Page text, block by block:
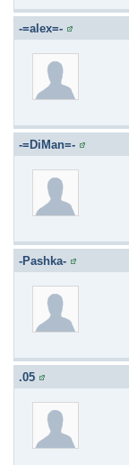
-=alex=-
-=DiMan=-
-Pashka-
.05